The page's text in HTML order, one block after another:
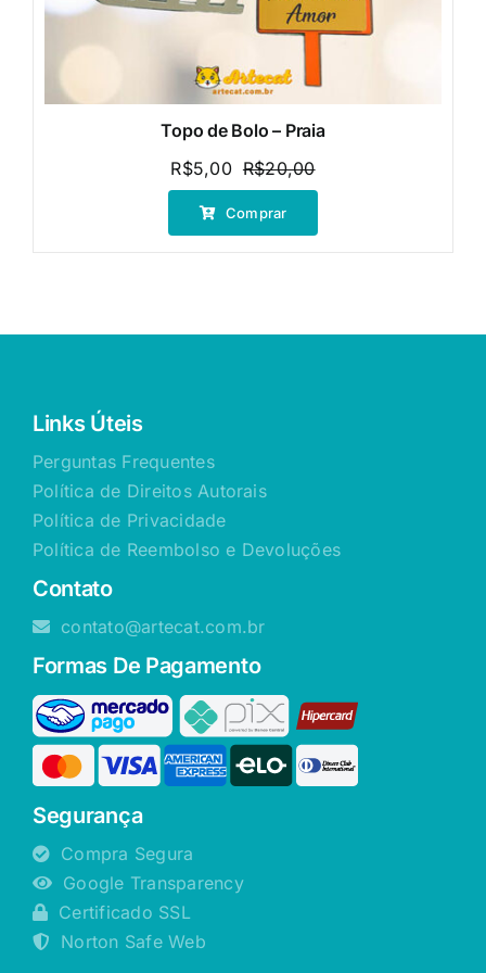
Topo de Bolo – Praia
R$20,00O
preço
era:
R$5,00
O
preço
é:
Comprar
Links Úteis
Perguntas Frequentes
Política de Direitos Autorais
Política de Privacidade
Política de Reembolso e Devoluções
Contato
contato@artecat.com.br
Formas De Pagamento
Segurança
Compra Segura
Google Transparency
Certificado SSL
Norton Safe Web